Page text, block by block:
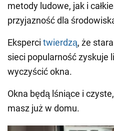
metody ludowe, jak i
przyjazność dla
Eksperci twierdzą, że
sieci popularność zyskuje
wyczyścić okna.
Okna będą lśniące i
masz już w domu.